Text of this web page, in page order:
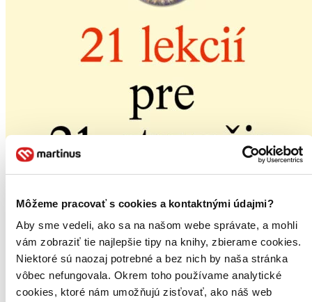
Môžeme pracovať s cookies a kontaktnými údajmi?
Aby sme vedeli, ako sa na našom webe správate, a mohli
vám zobraziť tie najlepšie tipy na knihy, zbierame cookies.
Niektoré sú naozaj potrebné a bez nich by naša stránka
vôbec nefungovala. Okrem toho používame analytické
cookies, ktoré nám umožňujú zisťovať, ako náš web
21 lekcií pre 21. storočie
Yuval Noah Harari